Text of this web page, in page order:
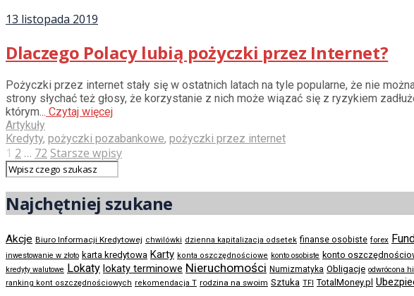
13 listopada 2019
Dlaczego Polacy lubią pożyczki przez Internet?
Pożyczki przez internet stały się w ostatnich latach na tyle popularne, że nie
strony słychać też głosy, że korzystanie z nich może wiązać się z ryzykiem
którym... Czytaj więcej
Artykuły
Kredyty, pożyczki pozabankowe, pożyczki przez internet
1 2 … 72 Starsze wpisy
Najchętniej szukane
Akcje Biuro Informacji Kredytowej chwilówki dzienna kapitalizacja odsetek finanse osobiste forex
inwestowanie w złoto karta kredytowa Karty konta oszczędnościowe konto osobiste konto
kredyty walutowe Lokaty lokaty terminowe Nieruchomości Numizmatyka Obligacje odwrócona
ranking kont oszczędnościowych rekomendacja T rodzina na swoim Sztuka TFI TotalMoney.pl